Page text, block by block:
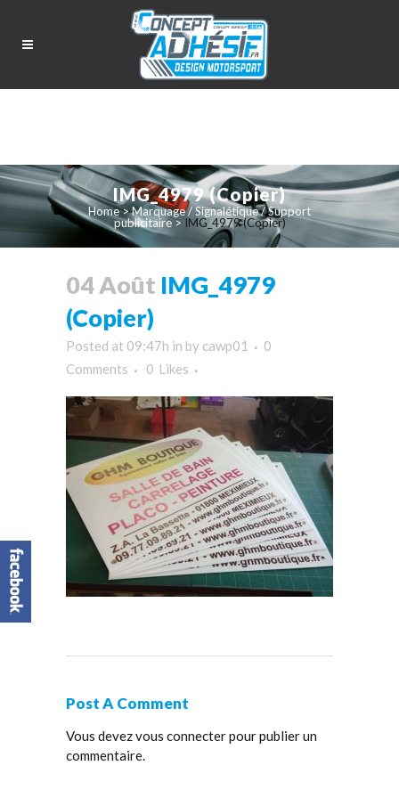
IMG_4979 (Copier)
Home>Marquage / Signalétique / Support
publicitaire> IMG_4979 (Copier)
04 Août IMG_4979
(Copier)
Posted at 09:47h in by cawp01
0
Comments
0 Likes
Post A Comment
Vous devezvous connecterpour publier un
commentaire.